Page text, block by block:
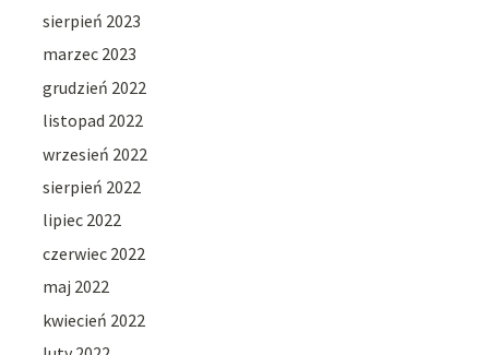
sierpień 2023
marzec 2023
grudzień 2022
listopad 2022
wrzesień 2022
sierpień 2022
lipiec 2022
czerwiec 2022
maj 2022
kwiecień 2022